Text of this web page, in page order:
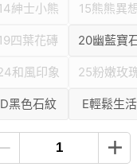
紳士小熊 15熊熊異
四葉花磚 20幽藍寶
和風印象 25粉嫩玫
D黑色石紋 E輕鬆生活